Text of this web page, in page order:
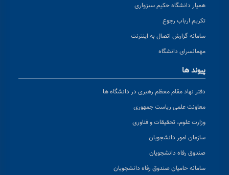
همیار دانشگاه حکیم سبزواری
تکریم ارباب رجوع
سامانه گزارش اتصال به اینترنت
مهمانسرای دانشگاه
پیوند ها
دفتر نهاد مقام معظم رهبری در دانشگاه ها
معاونت علمی ریاست جمهوری
وزارت علوم، تحقیقات و فناوری
سازمان امور دانشجویان
صندوق رفاه دانشجویان
سامانه حامیان صندوق رفاه دانشجویان